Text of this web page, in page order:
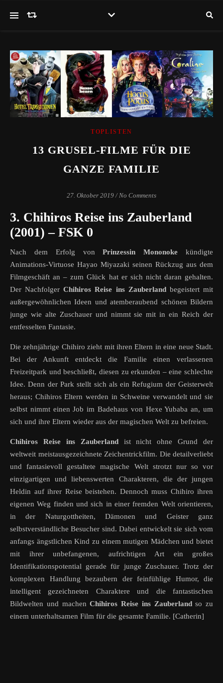
TOPLISTEN
13 GRUSEL-FILME FÜR DIE
GANZE FAMILIE
27. Oktober 2019 / No Comments
3. Chihiros Reise ins Zauberland
(2001) – FSK 0
Nach dem Erfolg vonPrinzessin Mononoke kündigte
Animations-Virtuose Hayao Miyazaki seinen Rückzug aus dem
Filmgeschäft an – zum Glück hat er sich nicht daran gehalten.
Der NachfolgerChihiros Reise ins Zauberlandbegeistert mit
außergewöhnlichen Ideen und atemberaubend schönen Bildern
junge wie alte Zuschauer und nimmt sie mit in ein Reich der
entfesselten Fantasie.
Die zehnjährige Chihiro zieht mit ihren Eltern in eine neue Stadt.
Bei der Ankunft entdeckt die Familie einen verlassenen
Freizeitpark und beschließt, diesen zu erkunden – eine schlechte
Idee. Denn der Park stellt sich als ein Refugium der Geisterwelt
heraus; Chihiros Eltern werden in Schweine verwandelt und sie
selbst nimmt einen Job im Badehaus von Hexe Yubaba an, um
sich und ihre Eltern wieder aus der magischen Welt zu befreien.
Chihiros Reise ins Zauberland ist nicht ohne Grund der
weltweit meistausgezeichnete Zeichentrickfilm. Die detailverliebt
und fantasievoll gestaltete magische Welt strotzt nur so vor
einzigartigen und liebenswerten Charakteren, die der jungen
Heldin auf ihrer Reise beistehen. Dennoch muss Chihiro ihren
eigenen Weg finden und sich in einer fremden Welt orientieren,
in der Naturgottheiten, Dämonen und Geister ganz
selbstverständliche Besucher sind. Dabei entwickelt sie sich vom
anfangs ängstlichen Kind zu einem mutigen Mädchen und bietet
mit ihrer unbefangenen, aufrichtigen Art ein großes
Identifikationspotential gerade für junge Zuschauer. Trotz der
komplexen Handlung bezaubern der feinfühlige Humor, die
intelligent gezeichneten Charaktere und die fantastischen
Bildwelten und machenChihiros Reise ins Zauberlandso zu
einem unterhaltsamen Film für die gesamte Familie. [Catherin]